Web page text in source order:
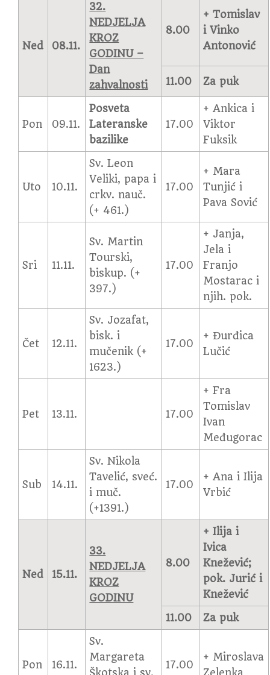
Ned 08.11.
32.
NEDJELJA
KROZ
GODINU –
Dan
zahvalnosti
8.00
+ Tomislav
i Vinko
Antonović
11.00 Za puk
Pon 09.11.
Posveta
Lateranske
bazilike
17.00
+ Ankica i
Viktor
Fuksik
Uto 10.11.
Sv. Leon
Veliki, papa i
crkv. nauč.
(+ 461.)
17.00
+ Mara
Tunjić i
Pava Sović
Sri 11.11.
Sv. Martin
Tourski,
biskup. (+
397.)
17.00
+ Janja,
Jela i
Franjo
Mostarac i
njih. pok.
Čet 12.11.
Sv. Jozafat,
bisk. i
mučenik (+
1623.)
17.00
+ Đurđica
Lučić
Pet 13.11. 17.00
+ Fra
Tomislav
Ivan
Međugorac
Sub 14.11.
Sv. Nikola
Tavelić, sveć.
i muč.
(+1391.)
17.00
+ Ana i Ilija
Vrbić
Ned 15.11.
33.
NEDJELJA
KROZ
GODINU
8.00
+ Ilija i
Ivica
Knežević;
pok. Jurić i
Knežević
11.00
Za puk
Pon 16.11.
Sv.
Margareta
Škotska i sv.
17.00
+ Miroslava
Zelenka